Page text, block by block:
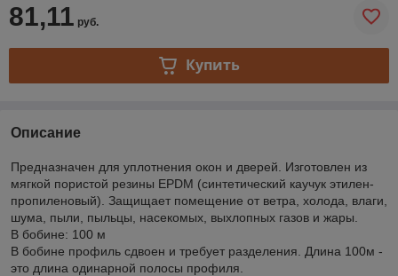
81,11 руб.
Купить
Описание
Предназначен для уплотнения окон и дверей. Изготовлен из
мягкой пористой резины EPDM (синтетический каучук этилен-
пропиленовый). Защищает помещение от ветра, холода, влаги,
шума, пыли, пыльцы, насекомых, выхлопных газов и жары.
В бобине: 100 м
В бобине профиль сдвоен и требует разделения. Длина 100м -
это длина одинарной полосы профиля.